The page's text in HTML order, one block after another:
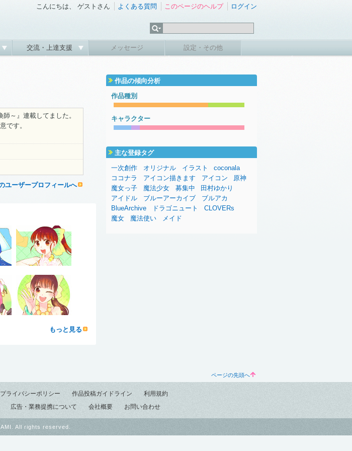
こんにちは、 ゲストさん よくある質問 このページのヘルプ ログイン
交流・上達支援 メッセージ 設定・その他
～』連載してました。
です。
ユーザープロフィールへ
もっと見る
作品の傾向分析
作品種別
キャラクター
主な登録タグ
一次創作
オリジナル イラスト
coconala
ココナラ
アイコン描きます アイコン
原神
魔女っ子
魔法少女 募集中
田村ゆかり
アイドル
ブルーアーカイブ
ブルアカ
BlueArchive
ドラゴニュート
CLOVERs
魔女
魔法使い メイド
ページの先頭へ
プライバシーポリシー 作品投稿ガイドライン
利用規約
広告・業務提携について 会社概要 お問い合わせ
All rights reserved.